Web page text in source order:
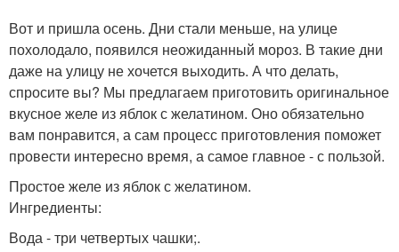
Вот и пришла осень. Дни стали меньше, на улице
похолодало, появился неожиданный мороз. В такие дни
даже на улицу не хочется выходить. А что делать,
спросите вы? Мы предлагаем приготовить оригинальное
вкусное желе из яблок с желатином. Оно обязательно
вам понравится, а сам процесс приготовления поможет
провести интересно время, а самое главное - с пользой.
Простое желе из яблок с желатином.
Ингредиенты:
Вода - три четвертых чашки;.